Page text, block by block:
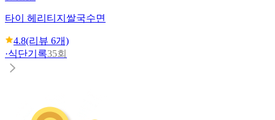
타이 헤리티지 쌀국수면
4.8(리뷰 6개)
·식단기록35회